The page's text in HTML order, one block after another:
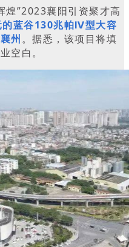
煌”2023襄阳引资聚才高
的蓝谷130兆帕Ⅳ型大容
州 。据悉，该项目将填
空白。